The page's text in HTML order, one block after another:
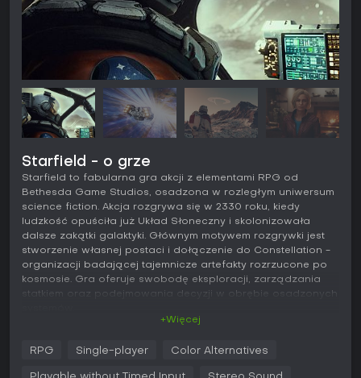
Starfield - o grze
Starfield to fabularna gra akcji z elementami RPG od
Bethesda Game Studios, osadzona w rozległym uniwersum
science fiction. Akcja rozgrywa się w 2330 roku, kiedy
ludzkość opuściła już Układ Słoneczny i skolonizowała
dalsze zakątki galaktyki. Głównym motywem rozgrywki jest
stworzenie własnej postaci i dołączenie do Constellation -
organizacji badającej tajemnicze artefakty rozrzucone po
kosmosie. Gra oferuje swobodę eksploracji, zarządzania
statkiem oraz podejmowania decyzji w obrębie osadzonych
Tworzenie bohatera opiera się na rozbudowanych opcjach
personalizacji, które wpływają na cechy początkowe i
+Więcej
RPG Single-player Color Alternatives